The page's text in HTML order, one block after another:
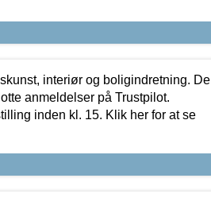
interiør og boligindretning. De
anmeldelser på Trustpilot.
inden kl. 15. Klik her for at se